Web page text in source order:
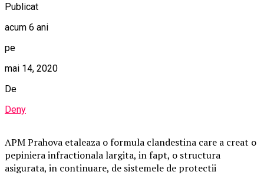
Publicat
acum 6 ani
pe
mai 14, 2020
De
Deny
APM Prahova etaleaza o formula clandestina care a creat o
pepiniera infractionala largita, in fapt, o structura
asigurata, in continuare, de sistemele de protectii